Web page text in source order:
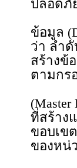
ปลอดภั
๓.๑.
ข้อมูล
ว่า ลำ
สร้างข้
ตามกร
๓.๑
ที่สร้าง
ขอบเข
ของหน่
๓.๑.